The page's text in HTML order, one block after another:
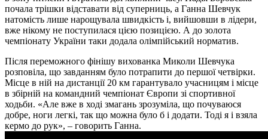
почала трішки відставати від суперниць, а Ганна Шевчук
натомість лише нарощувала швидкість і, вийшовши в лідери,
вже нікому не поступилася цією позицією. А до золота
чемпіонату України таки додала олімпійський норматив.
Після переможного фінішу вихованка Миколи Шевчука
розповіла, що завданням було потрапити до першої четвірки.
Місце в ній на дистанції 20 км гарантувало учасницям і місце
в збірній на командний чемпіонат Європи зі спортивної
ходьби. «Але вже в ході змагань зрозуміла, що почуваюся
добре, ноги легкі, так що можна було б і додати. Тоді я і взяла
кермо до рук», – говорить Ганна.